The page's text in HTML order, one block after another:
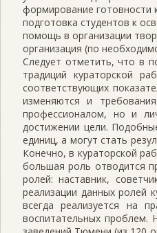
формирование готовности
подготовка студентов к
помощь в организации
организация (по
Следует отметить, что в
традиций кураторской
соответствующих
изменяются и
профессионалом, но и
достижении цели.
единиц, а могут стать
Конечно, в кураторской
большая роль отводится
ролей: наставник,
реализации данных ролей
всегда реализуется на
воспитательных проблем.